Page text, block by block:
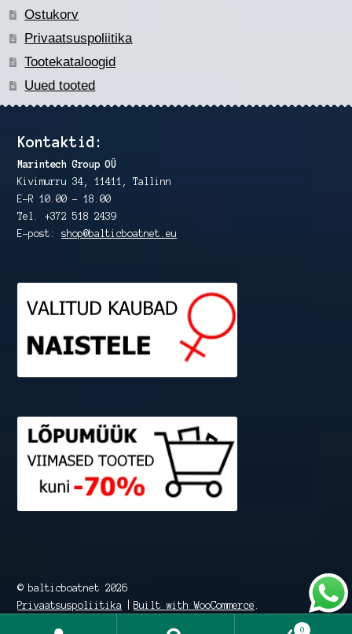
Ostukorv
Privaatsuspoliitika
Tootekataloogid
Uued tooted
Kontaktid:
Marintech Group OÜ
Kivimurru 34, 11411, Tallinn
E-R 10.00 – 18.00
Tel. +372 518 2439
E-post:shop@balticboatnet.eu
© balticboatnet 2026
Privaatsuspoliitika
Built with WooCommerce
0